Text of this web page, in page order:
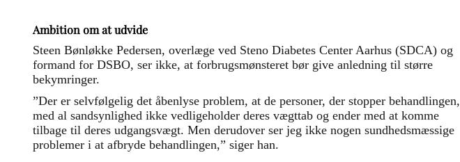
Ambition om at udvide
Steen Bønløkke Pedersen, overlæge ved Steno Diabetes Center Aarhus (SDCA) og
formand for DSBO, ser ikke, at forbrugsmønsteret bør give anledning til større
bekymringer.
”Der er selvfølgelig det åbenlyse problem, at de personer, der stopper behandlingen,
med al sandsynlighed ikke vedligeholder deres vægttab og ender med at komme
tilbage til deres udgangsvægt. Men derudover ser jeg ikke nogen sundhedsmæssige
problemer i at afbryde behandlingen,” siger han.